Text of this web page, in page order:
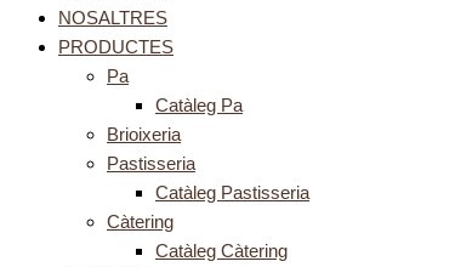
NOSALTRES
PRODUCTES
Pa
Catàleg Pa
Brioixeria
Pastisseria
Catàleg Pastisseria
Càtering
Catàleg Càtering